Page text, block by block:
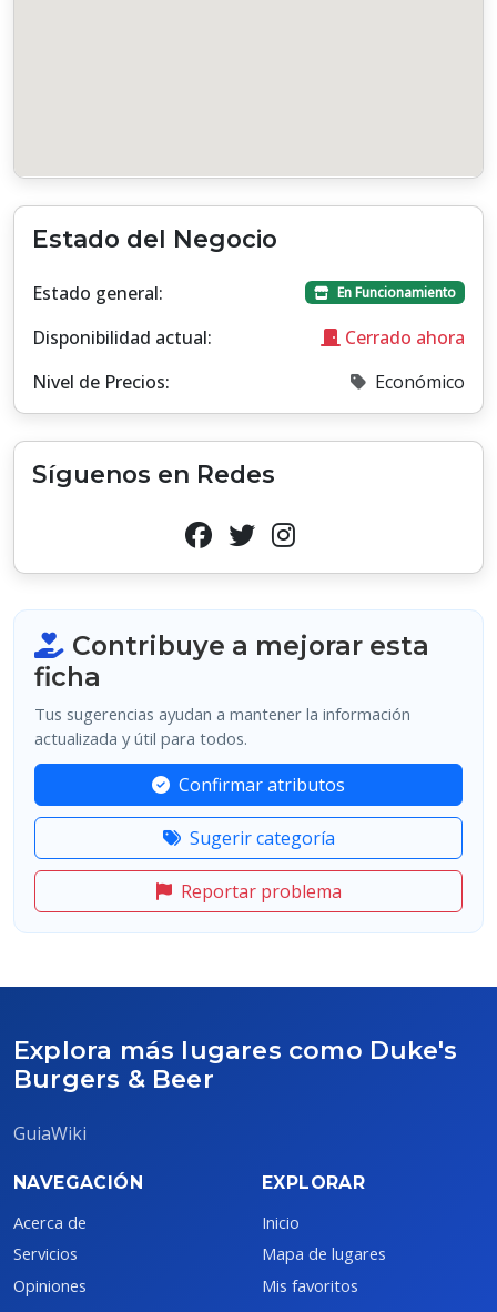
Estado del Negocio
Estado general: En Funcionamiento
Disponibilidad actual:
Cerrado ahora
Nivel de Precios:
Económico
Síguenos en Redes
Contribuye a mejorar esta
ficha
Tus sugerencias ayudan a mantener la información
actualizada y útil para todos.
Confirmar atributos
Sugerir categoría
Reportar problema
Explora más lugares como Duke's
Burgers & Beer
GuiaWiki
NAVEGACIÓN
Acerca de
Servicios
Opiniones
EXPLORAR
Inicio
Mapa de lugares
Mis favoritos